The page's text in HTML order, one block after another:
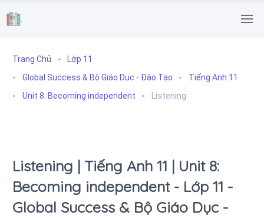
.
Trang Chủ
Lớp 11
Global Success & Bộ Giáo Dục - Đào Tạo
Tiếng Anh 11
Unit 8: Becoming independent
Listening
Listening | Tiếng Anh 11 | Unit 8:
Becoming independent - Lớp 11 -
Global Success & Bộ Giáo Dục -